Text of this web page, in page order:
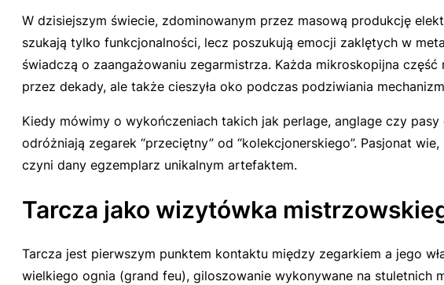
W dzisiejszym świecie, zdominowanym przez masową produkcję
szukają tylko funkcjonalności, lecz poszukują emocji zaklętych w
świadczą o zaangażowaniu zegarmistrza. Każda mikroskopijna
przez dekady, ale także cieszyła oko podczas podziwiania
Kiedy mówimy o wykończeniach takich jak perlage, anglage czy pasy
odróżniają zegarek “przeciętny” od “kolekcjonerskiego”. Pasjonat
czyni dany egzemplarz unikalnym artefaktem.
Tarcza jako wizytówka
Tarcza jest pierwszym punktem kontaktu między zegarkiem a jego
wielkiego ognia (grand feu), giloszowanie wykonywane na stuletnich